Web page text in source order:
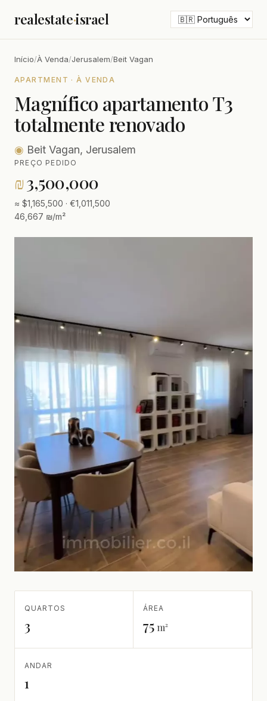
realestate·israel
Início/À Venda/Jerusalem/Beit Vagan
APARTMENT · À VENDA
Magnífico apartamento T3
totalmente renovado
◉ Beit Vagan, Jerusalem
PREÇO PEDIDO
₪3,500,000
≈ $1,165,500 · €1,011,500
46,667 ₪/m²
QUARTOS
3
ÁREA
75 m²
ANDAR
1